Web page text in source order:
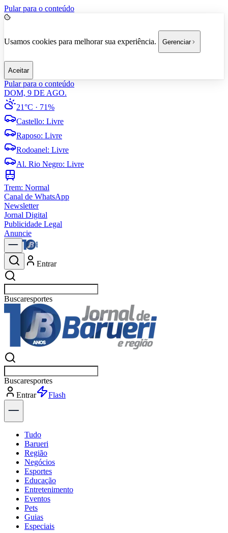
Pular para o conteúdo
Usamos cookies para melhorar sua experiência. Gerenciar
Aceitar
Pular para o conteúdo
DOM, 9 DE AGO.
21°C · 71%
Castello: Livre
Raposo: Livre
Rodoanel: Livre
Al. Rio Negro: Livre
Trem: Normal
Canal de WhatsApp
Newsletter
Jornal Digital
Publicidade Legal
Anuncie
Entrar
Buscarpolítica
Buscarpolítica
Entrar
Explorar
Tudo
Barueri
Região
Negócios
Esportes
Educação
Entretenimento
Eventos
Pets
Guias
Especiais